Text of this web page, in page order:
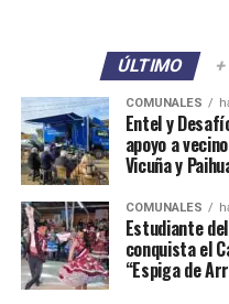
ÚLTIMO
COMUNALES
Entel y
apoyo a
Vicuña y
COMUNALES
Estudiante
conquista el
“Espiga de